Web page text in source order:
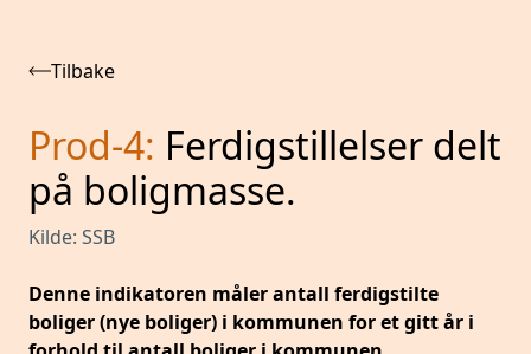
Tilbake
Prod-4: Ferdigstillelser delt
på boligmasse.
Kilde: SSB
Denne indikatoren måler antall ferdigstilte
boliger (nye boliger) i kommunen for et gitt år i